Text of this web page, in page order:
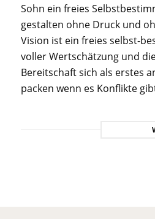
Sohn ein freies
gestalten ohne Druck und
Vision ist ein freies selbst-
voller Wertschätzung und
Bereitschaft sich als erstes
packen wenn es Konflikte